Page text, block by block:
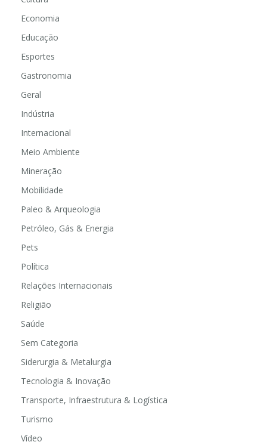
Economia
Educação
Esportes
Gastronomia
Geral
Indústria
Internacional
Meio Ambiente
Mineração
Mobilidade
Paleo & Arqueologia
Petróleo, Gás & Energia
Pets
Política
Relações Internacionais
Religião
Saúde
Sem Categoria
Siderurgia & Metalurgia
Tecnologia & Inovação
Transporte, Infraestrutura & Logística
Turismo
Vídeo